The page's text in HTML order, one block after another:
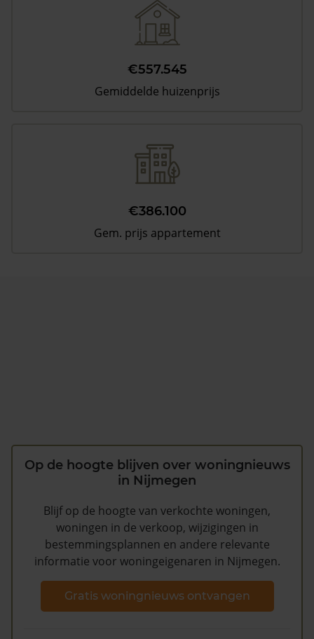
€557.545
Gemiddelde huizenprijs
€386.100
Gem. prijs appartement
Op de hoogte blijven over woningnieuws
in Nijmegen
Blijf op de hoogte van verkochte woningen,
woningen in de verkoop, wijzigingen in
bestemmingsplannen en andere relevante
informatie voor woningeigenaren in Nijmegen.
Gratis woningnieuws ontvangen